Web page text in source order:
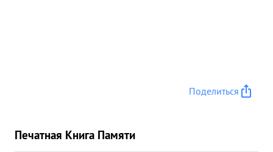
Поделиться
Печатная Книга Памяти